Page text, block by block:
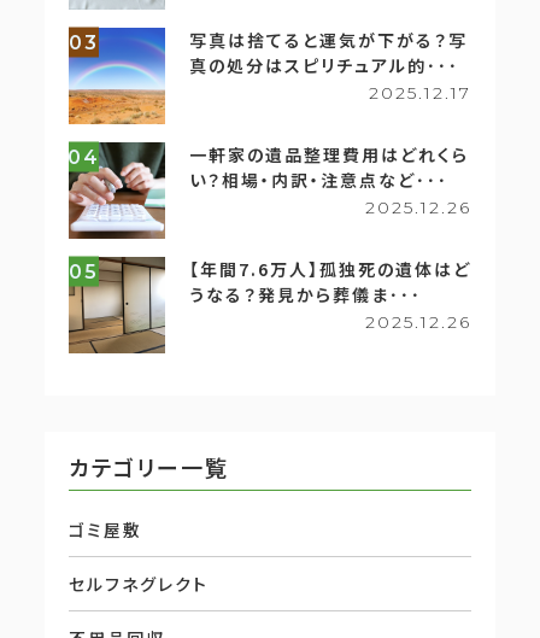
03
写真は捨てると運気が下がる？写
真の処分はスピリチュアル的･･･
2025.12.17
04
一軒家の遺品整理費用はどれくら
い？相場・内訳・注意点など･･･
2025.12.26
05
【年間7.6万人】孤独死の遺体はど
うなる？発見から葬儀ま･･･
2025.12.26
カテゴリー一覧
ゴミ屋敷
セルフネグレクト